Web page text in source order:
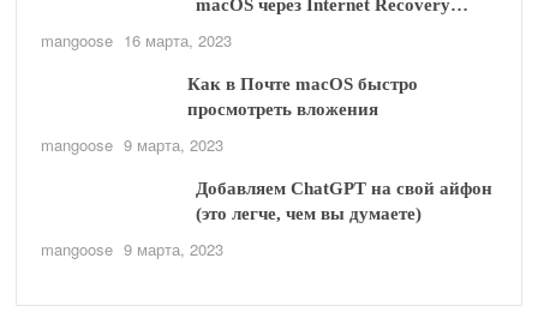
macOS через Internet Recovery…
mangoose 16 марта, 2023
Как в Почте macOS быстро
просмотреть вложения
mangoose 9 марта, 2023
Добавляем ChatGPT на свой айфон
(это легче, чем вы думаете)
mangoose 9 марта, 2023